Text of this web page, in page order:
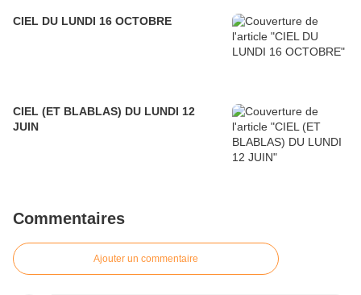
CIEL DU LUNDI 16 OCTOBRE
CIEL (ET BLABLAS) DU LUNDI 12
JUIN
Commentaires
Ajouter un commentaire